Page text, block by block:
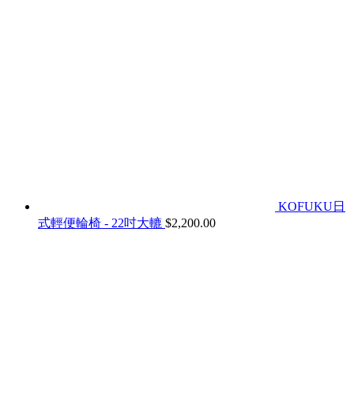
KOFUKU日
式輕便輪椅 - 22吋大轆 $2,200.00